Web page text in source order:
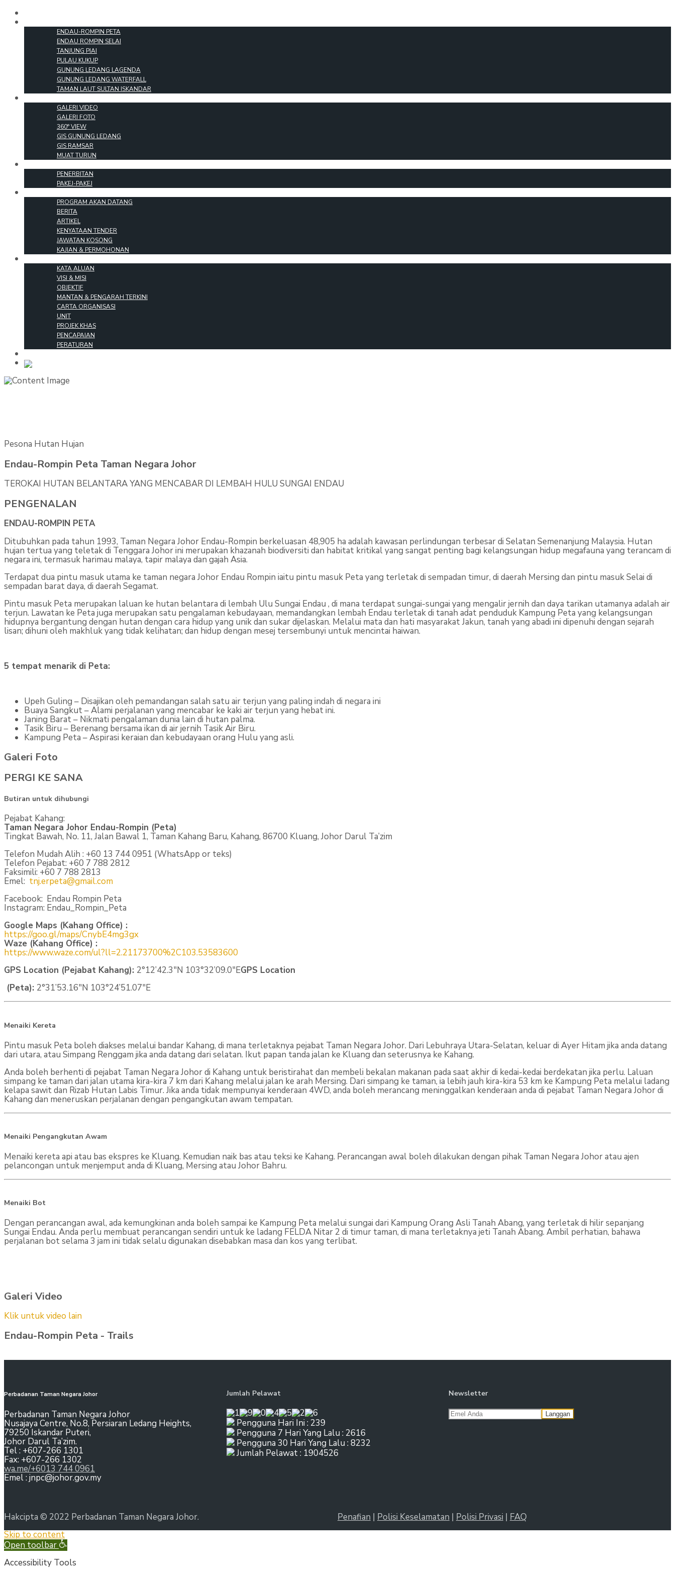
ENDAU-ROMPIN PETA
ENDAU ROMPIN SELAI
TANJUNG PIAI
PULAU KUKUP
GUNUNG LEDANG LAGENDA
GUNUNG LEDANG WATERFALL
TAMAN LAUT SULTAN ISKANDAR
GALERI VIDEO
GALERI FOTO
360° VIEW
GIS GUNUNG LEDANG
GIS RAMSAR
MUAT TURUN
PENERBITAN
PAKEJ-PAKEJ
PROGRAM AKAN DATANG
BERITA
ARTIKEL
KENYATAAN TENDER
JAWATAN KOSONG
KAJIAN & PERMOHONAN
KATA ALUAN
VISI & MISI
OBJEKTIF
MANTAN & PENGARAH TERKINI
CARTA ORGANISASI
UNIT
PROJEK KHAS
PENCAPAIAN
PERATURAN
Pesona Hutan Hujan
Endau-Rompin Peta Taman Negara Johor
TEROKAI HUTAN BELANTARA YANG MENCABAR DI LEMBAH HULU SUNGAI ENDAU
PENGENALAN
ENDAU-ROMPIN PETA
Ditubuhkan pada tahun 1993, Taman Negara Johor Endau-Rompin berkeluasan 48,905 ha adalah kawasan perlindungan terbesar di Selatan Semenanjung Malaysia. Hutan
hujan tertua yang teletak di Tenggara Johor ini merupakan khazanah biodiversiti dan habitat kritikal yang sangat penting bagi kelangsungan hidup megafauna yang terancam di
negara ini, termasuk harimau malaya, tapir malaya dan gajah Asia.
Terdapat dua pintu masuk utama ke taman negara Johor Endau Rompin iaitu pintu masuk Peta yang terletak di sempadan timur, di daerah Mersing dan pintu masuk Selai di
sempadan barat daya, di daerah Segamat.
Pintu masuk Peta merupakan laluan ke hutan belantara di lembah Ulu Sungai Endau , di mana terdapat sungai-sungai yang mengalir jernih dan daya tarikan utamanya adalah air
terjun. Lawatan ke Peta juga merupakan satu pengalaman kebudayaan, memandangkan lembah Endau terletak di tanah adat penduduk Kampung Peta yang kelangsungan
hidupnya bergantung dengan hutan dengan cara hidup yang unik dan sukar dijelaskan. Melalui mata dan hati masyarakat Jakun, tanah yang abadi ini dipenuhi dengan sejarah
lisan; dihuni oleh makhluk yang tidak kelihatan; dan hidup dengan mesej tersembunyi untuk mencintai haiwan.
5 tempat menarik di Peta:
Upeh Guling – Disajikan oleh pemandangan salah satu air terjun yang paling indah di negara ini
Buaya Sangkut – Alami perjalanan yang mencabar ke kaki air terjun yang hebat ini.
Janing Barat – Nikmati pengalaman dunia lain di hutan palma.
Tasik Biru – Berenang bersama ikan di air jernih Tasik Air Biru.
Kampung Peta – Aspirasi keraian dan kebudayaan orang Hulu yang asli.
Galeri Foto
PERGI KE SANA
Butiran untuk dihubungi
Pejabat Kahang:
Taman Negara Johor Endau-Rompin (Peta)
Tingkat Bawah, No. 11, Jalan Bawal 1, Taman Kahang Baru, Kahang, 86700 Kluang, Johor Darul Ta’zim
Telefon Mudah Alih : +60 13 744 0951 (WhatsApp or teks)
Telefon Pejabat: +60 7 788 2812
Faksimili: +60 7 788 2813
Emel: tnj.erpeta@gmail.com
Facebook: Endau Rompin Peta
Instagram: Endau_Rompin_Peta
Google Maps (Kahang Office) :
https://goo.gl/maps/CnybE4mg3gx
Waze (Kahang Office) :
https://www.waze.com/ul?ll=2.21173700%2C103.53583600
GPS Location (Pejabat Kahang): 2°12’42.3″N 103°32’09.0″EGPS Location
(Peta): 2°31’53.16″N 103°24’51.07″E
Menaiki Kereta
Pintu masuk Peta boleh diakses melalui bandar Kahang, di mana terletaknya pejabat Taman Negara Johor. Dari Lebuhraya Utara-Selatan, keluar di Ayer Hitam jika anda datang
dari utara, atau Simpang Renggam jika anda datang dari selatan. Ikut papan tanda jalan ke Kluang dan seterusnya ke Kahang.
Anda boleh berhenti di pejabat Taman Negara Johor di Kahang untuk beristirahat dan membeli bekalan makanan pada saat akhir di kedai-kedai berdekatan jika perlu. Laluan
simpang ke taman dari jalan utama kira-kira 7 km dari Kahang melalui jalan ke arah Mersing. Dari simpang ke taman, ia lebih jauh kira-kira 53 km ke Kampung Peta melalui ladang
kelapa sawit dan Rizab Hutan Labis Timur. Jika anda tidak mempunyai kenderaan 4WD, anda boleh merancang meninggalkan kenderaan anda di pejabat Taman Negara Johor di
Kahang dan meneruskan perjalanan dengan pengangkutan awam tempatan.
Menaiki Pengangkutan Awam
Menaiki kereta api atau bas ekspres ke Kluang. Kemudian naik bas atau teksi ke Kahang. Perancangan awal boleh dilakukan dengan pihak Taman Negara Johor atau ajen
pelancongan untuk menjemput anda di Kluang, Mersing atau Johor Bahru.
Menaiki Bot
Dengan perancangan awal, ada kemungkinan anda boleh sampai ke Kampung Peta melalui sungai dari Kampung Orang Asli Tanah Abang, yang terletak di hilir sepanjang
Sungai Endau. Anda perlu membuat perancangan sendiri untuk ke ladang FELDA Nitar 2 di timur taman, di mana terletaknya jeti Tanah Abang. Ambil perhatian, bahawa
perjalanan bot selama 3 jam ini tidak selalu digunakan disebabkan masa dan kos yang terlibat.
Galeri Video
Klik untuk video lain
Endau-Rompin Peta - Trails
Perbadanan Taman Negara Johor
Perbadanan Taman Negara Johor
Nusajaya Centre, No.8, Persiaran Ledang Heights,
79250 Iskandar Puteri,
Johor Darul Ta’zim.
Tel : +607-266 1301
Fax: +607-266 1302
wa.me/+6013 744 0961
Emel : jnpc@johor.gov.my
Jumlah Pelawat
Pengguna Hari Ini : 239
Pengguna 7 Hari Yang Lalu : 2616
Pengguna 30 Hari Yang Lalu : 8232
Jumlah Pelawat : 1904526
Newsletter
Hakcipta © 2022 Perbadanan Taman Negara Johor. Penafian | Polisi Keselamatan | Polisi Privasi | FAQ
Skip to content
Open toolbar
Accessibility Tools